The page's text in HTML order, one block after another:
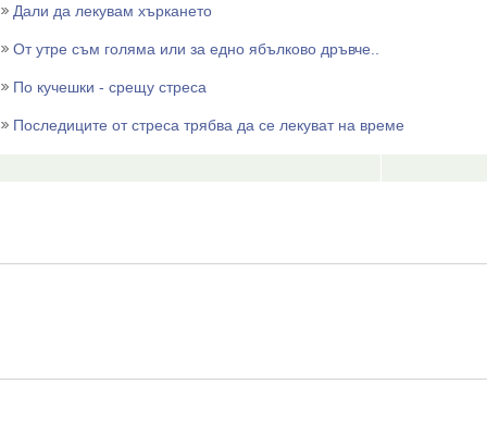
Дали да лекувам хъркането
От утре съм голяма или за едно ябълково дръвче..
По кучешки - срещу стреса
Последиците от стреса трябва да се лекуват на време